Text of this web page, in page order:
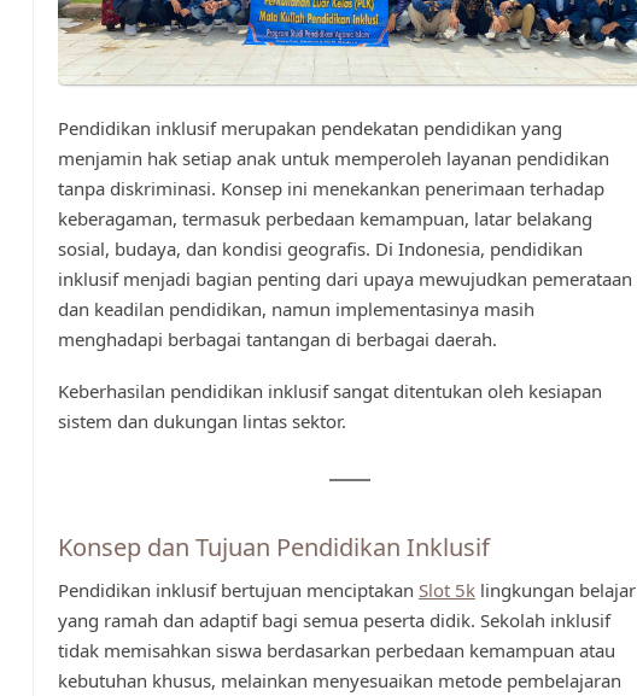
Pendidikan inklusif merupakan pendekatan pendidikan yang
menjamin hak setiap anak untuk memperoleh layanan pendidikan
tanpa diskriminasi. Konsep ini menekankan penerimaan terhadap
keberagaman, termasuk perbedaan kemampuan, latar belakang
sosial, budaya, dan kondisi geografis. Di Indonesia, pendidikan
inklusif menjadi bagian penting dari upaya mewujudkan pemerataan
dan keadilan pendidikan, namun implementasinya masih
menghadapi berbagai tantangan di berbagai daerah.
Keberhasilan pendidikan inklusif sangat ditentukan oleh kesiapan
sistem dan dukungan lintas sektor.
Konsep dan Tujuan Pendidikan Inklusif
Pendidikan inklusif bertujuan menciptakan Slot 5klingkungan belajar
yang ramah dan adaptif bagi semua peserta didik. Sekolah inklusif
tidak memisahkan siswa berdasarkan perbedaan kemampuan atau
kebutuhan khusus, melainkan menyesuaikan metode pembelajaran